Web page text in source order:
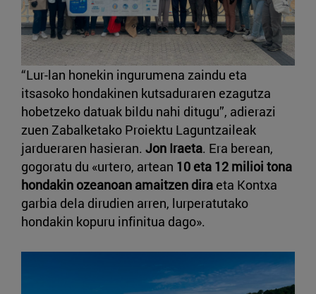
“Lur-lan honekin ingurumena zaindu eta
itsasoko hondakinen kutsaduraren ezagutza
hobetzeko datuak bildu nahi ditugu”, adierazi
zuen Zabalketako Proiektu Laguntzaileak
jardueraren hasieran. Jon Iraeta. Era berean,
gogoratu du «urtero, artean 10 eta 12 milioi tona
hondakin ozeanoan amaitzen dira eta Kontxa
garbia dela dirudien arren, lurperatutako
hondakin kopuru infinitua dago».